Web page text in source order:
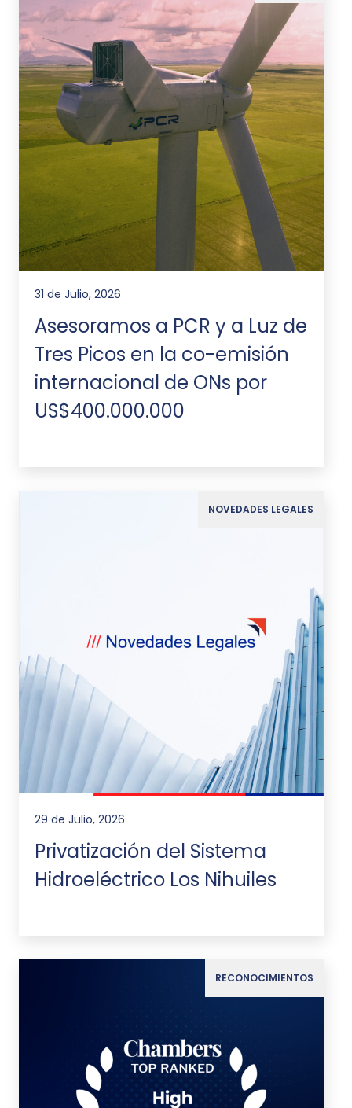
31 de Julio, 2026
Asesoramos a PCR y a Luz de
Tres Picos en la co-emisión
internacional de ONs por
US$400.000.000
NOVEDADES LEGALES
29 de Julio, 2026
Privatización del Sistema
Hidroeléctrico Los Nihuiles
RECONOCIMIENTOS